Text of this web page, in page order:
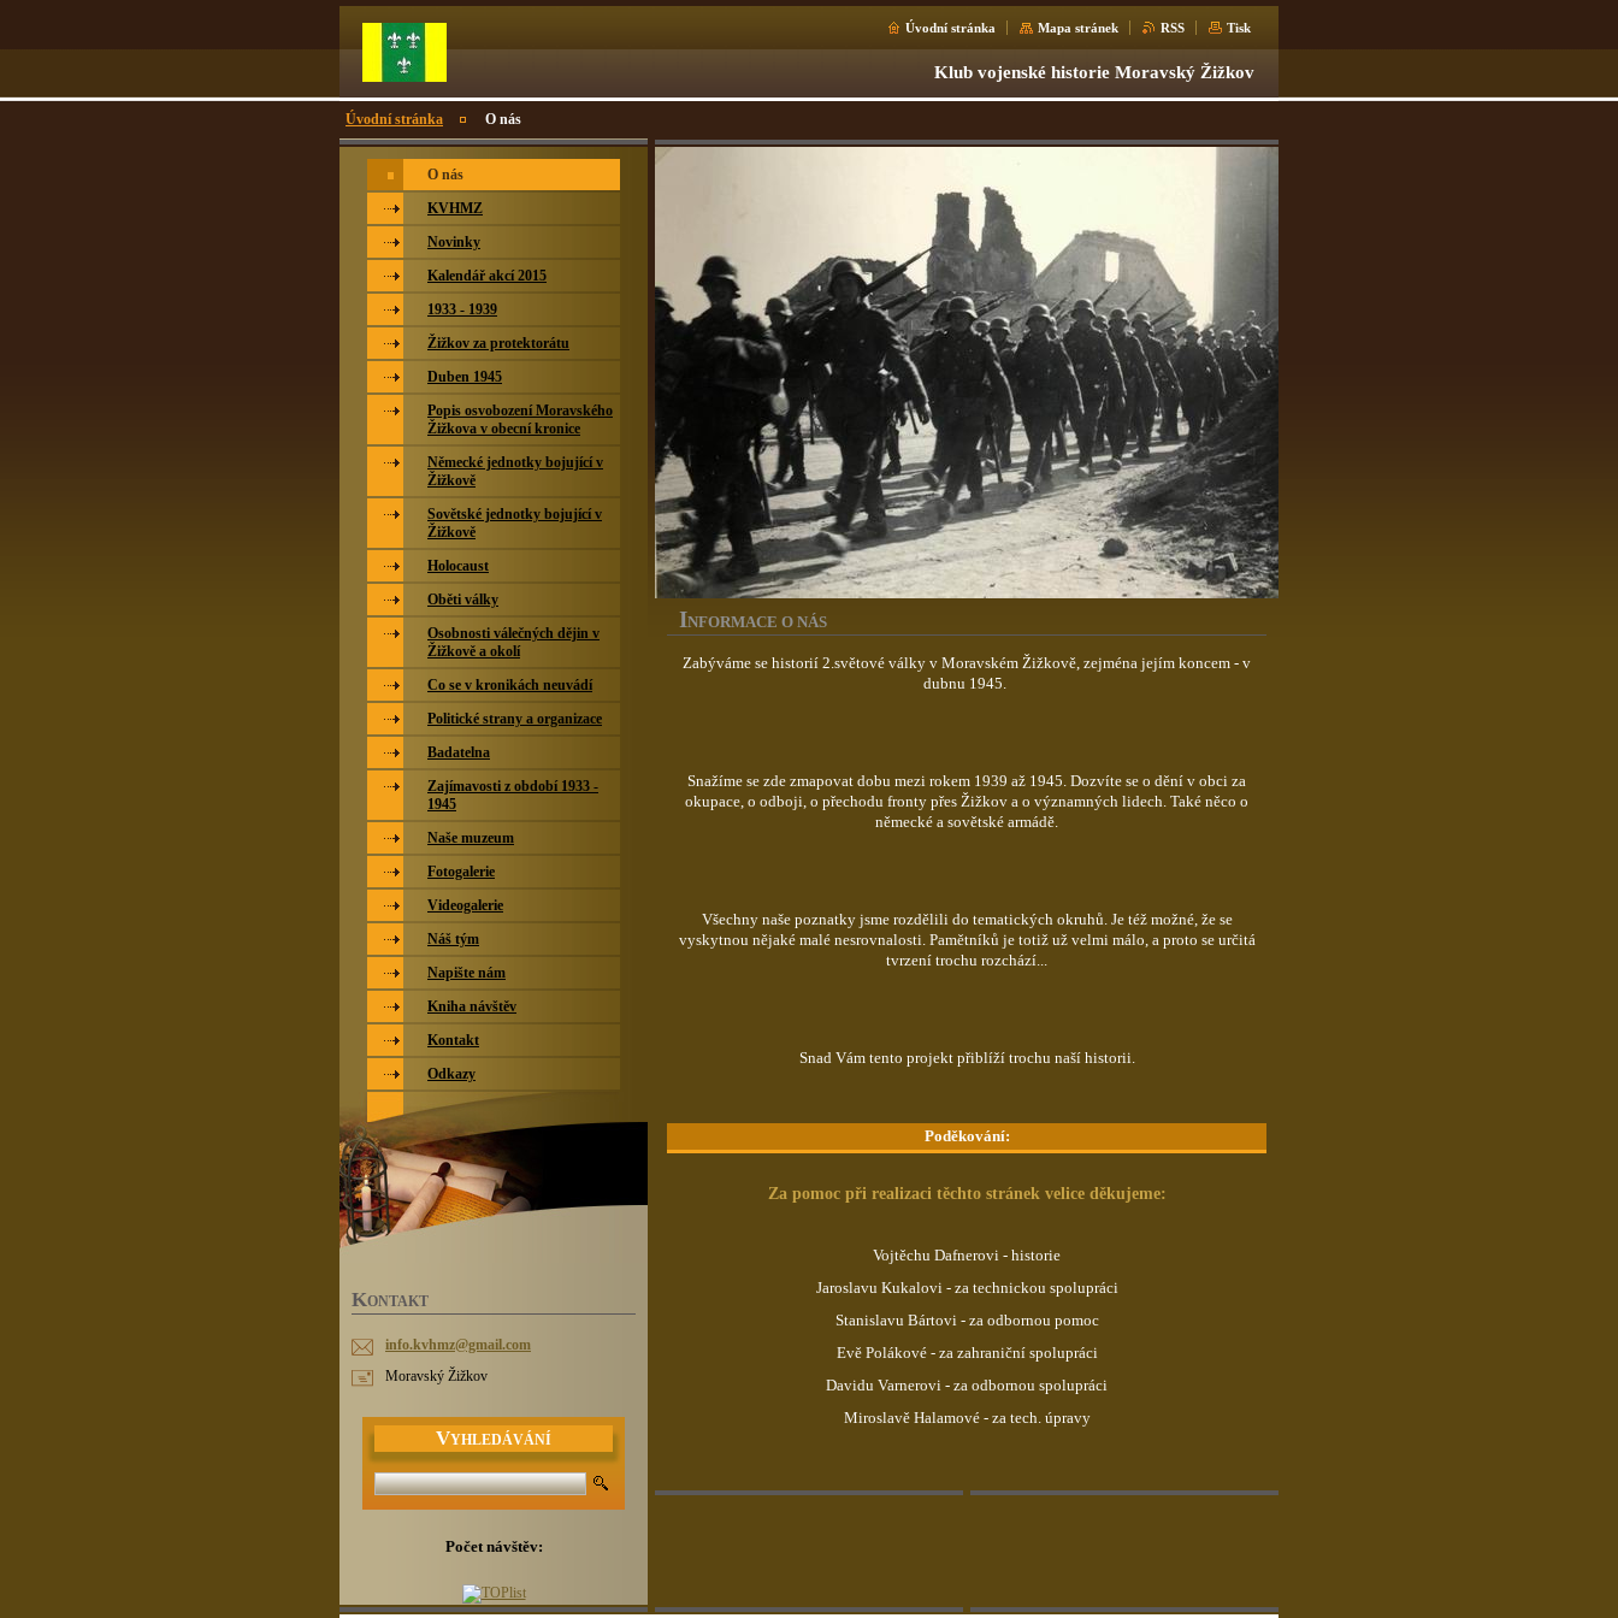
Úvodní stránka Mapa stránek RSS Tisk
Klub vojenské historie Moravský Žižkov
Úvodní stránka O nás
INFORMACE O NÁS
Zabýváme se historií 2.světové války v Moravském Žižkově, zejména jejím koncem - v
dubnu 1945.
Snažíme se zde zmapovat dobu mezi rokem 1939 až 1945. Dozvíte se o dění v obci za
okupace, o odboji, o přechodu fronty přes Žižkov a o významných lidech. Také něco o
německé a sovětské armádě.
Všechny naše poznatky jsme rozdělili do tematických okruhů. Je též možné, že se
vyskytnou nějaké malé nesrovnalosti. Pamětníků je totiž už velmi málo, a proto se určitá
tvrzení trochu rozchází...
Snad Vám tento projekt přiblíží trochu naší historii.
Poděkování:
Za pomoc při realizaci těchto stránek velice děkujeme:
Vojtěchu Dafnerovi - historie
Jaroslavu Kukalovi - za technickou spolupráci
Stanislavu Bártovi - za odbornou pomoc
Evě Polákové - za zahraniční spolupráci
Davidu Varnerovi - za odbornou spolupráci
Miroslavě Halamové - za tech. úpravy
O nás
KVHMZ
Novinky
Kalendář akcí 2015
1933 - 1939
Žižkov za protektorátu
Duben 1945
Popis osvobození Moravského
Žižkova v obecní kronice
Německé jednotky bojující v
Žižkově
Sovětské jednotky bojující v
Žižkově
Holocaust
Oběti války
Osobnosti válečných dějin v
Žižkově a okolí
Co se v kronikách neuvádí
Politické strany a organizace
Badatelna
Zajímavosti z období 1933 -
1945
Naše muzeum
Fotogalerie
Videogalerie
Náš tým
Napište nám
Kniha návštěv
Kontakt
Odkazy
KONTAKT
info.kvhmz@gmail.com
Moravský Žižkov
VYHLEDÁVÁNÍ
Počet návštěv: